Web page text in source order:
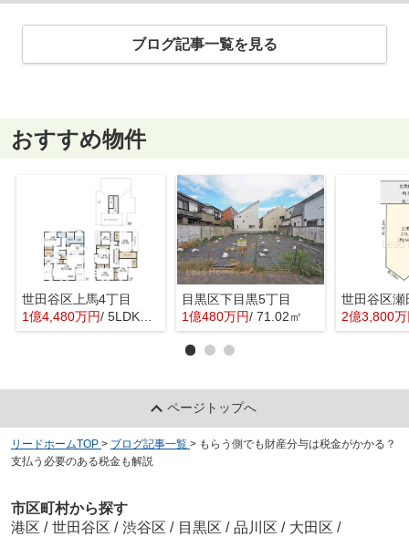
ブログ記事一覧を見る
おすすめ物件
世田谷区上馬4丁目
1億4,480万円/ 5LDK＋1S(納戸)
目黒区下目黒5丁目
1億480万円/ 71.02㎡
世田谷区瀬
2億3,800
ページトップへ
リードホームTOP > ブログ記事一覧 > もらう側でも財産分与は税金がかかる？
支払う必要のある税金も解説
市区町村から探す
港区 / 世田谷区 / 渋谷区 / 目黒区 / 品川区 / 大田区 /